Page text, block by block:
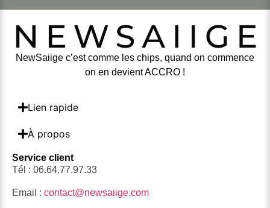
NewSaiige c’est comme les chips, quand on commence
on en devient ACCRO !
Lien rapide
À propos
Service client
Tél : 06.64.77.97.33
Email : contact@newsaiige.com